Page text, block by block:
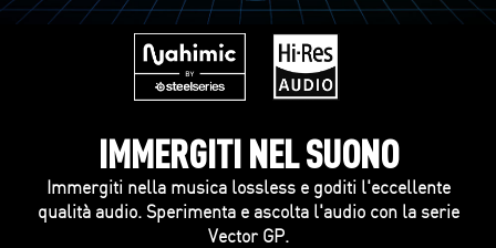
IMMERGITI NEL SUONO
Immergiti nella musica lossless e goditi l'eccellente
qualità audio. Sperimenta e ascolta l'audio con la serie
Vector GP.